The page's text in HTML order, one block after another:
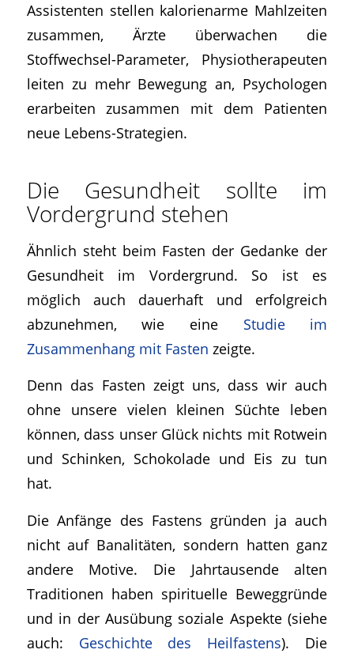
Assistenten stellen kalorienarme Mahlzeiten
zusammen, Ärzte überwachen die
Stoffwechsel-Parameter, Physiotherapeuten
leiten zu mehr Bewegung an, Psychologen
erarbeiten zusammen mit dem Patienten
neue Lebens-Strategien.
Die Gesundheit sollte im
Vordergrund stehen
Ähnlich steht beim Fasten der Gedanke der
Gesundheit im Vordergrund. So ist es
möglich auch dauerhaft und erfolgreich
abzunehmen, wie eine Studie im
Zusammenhang mit Fasten zeigte.
Denn das Fasten zeigt uns, dass wir auch
ohne unsere vielen kleinen Süchte leben
können, dass unser Glück nichts mit Rotwein
und Schinken, Schokolade und Eis zu tun
hat.
Die Anfänge des Fastens gründen ja auch
nicht auf Banalitäten, sondern hatten ganz
andere Motive. Die Jahrtausende alten
Traditionen haben spirituelle Beweggründe
und in der Ausübung soziale Aspekte (siehe
auch: Geschichte des Heilfastens). Die